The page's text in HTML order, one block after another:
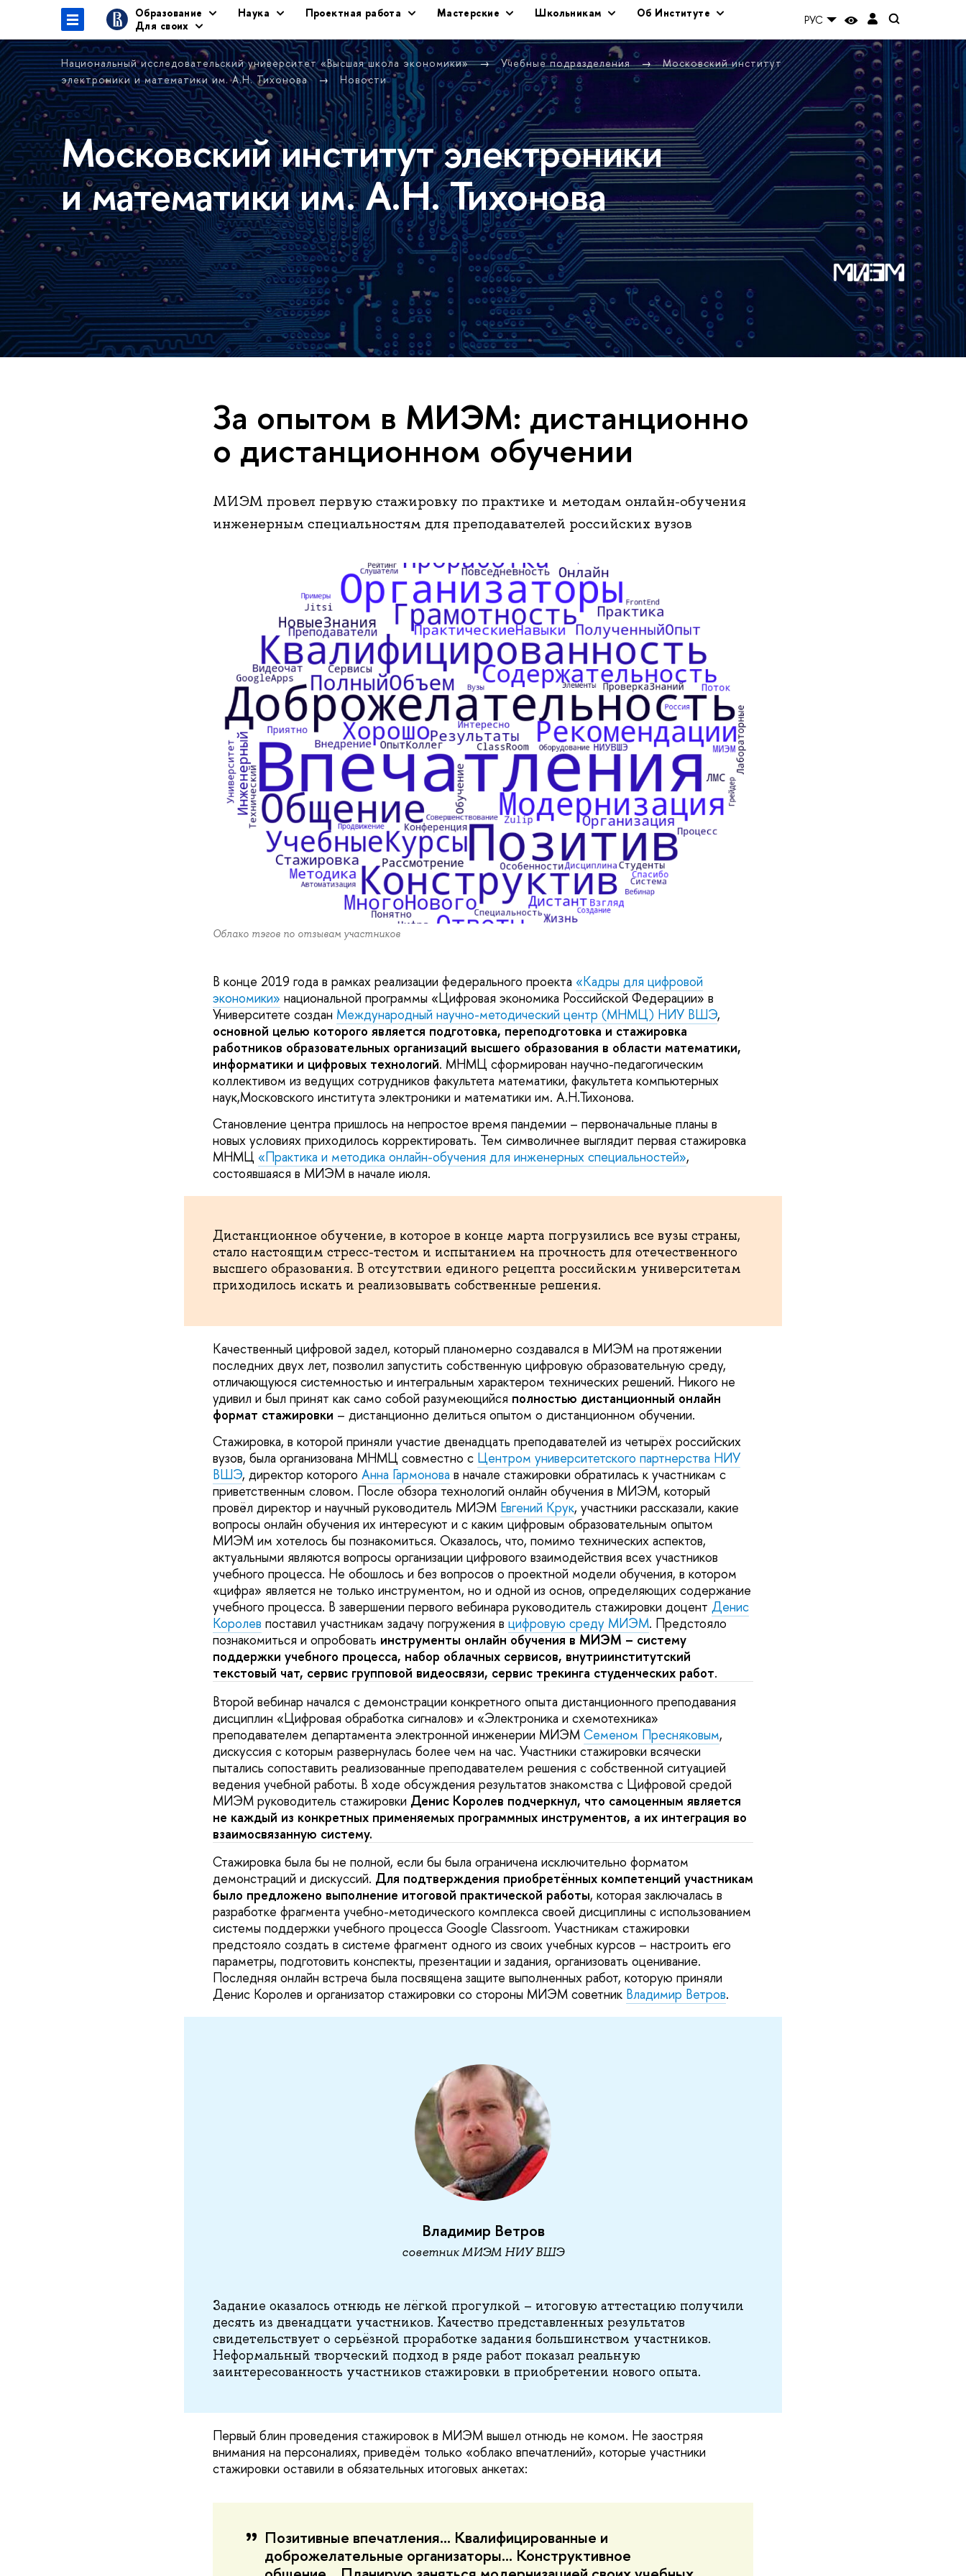
Образование Наука Проектная работа Мастерские Школьникам
Об Институте
Для своих
РУС
Национальный исследовательский университет «Высшая школа экономики» Учебные подразделения
Московский институт
электроники и математики им. А.Н. Тихонова
Новости
Московский институт электроники
и математики им. А.Н. Тихонова
За опытом в МИЭМ: дистанционно
о дистанционном обучении
МИЭМ провел первую стажировку по практике и методам онлайн-обучения
инженерным специальностям для преподавателей российских вузов
Облако тэгов по отзывам участников
В конце 2019 года в рамках реализации федерального проекта «Кадры для цифровой
экономики» национальной программы «Цифровая экономика Российской Федерации» в
Университете создан Международный научно-методический центр (МНМЦ) НИУ ВШЭ,
основной целью которого является подготовка, переподготовка и стажировка
работников образовательных организаций высшего образования в области математики,
информатики и цифровых технологий. МНМЦ сформирован научно-педагогическим
коллективом из ведущих сотрудников факультета математики, факультета компьютерных
наук,Московского института электроники и математики им. А.Н.Тихонова.
Становление центра пришлось на непростое время пандемии – первоначальные планы в
новых условиях приходилось корректировать. Тем символичнее выглядит первая стажировка
МНМЦ «Практика и методика онлайн-обучения для инженерных специальностей»,
состоявшаяся в МИЭМ в начале июля.
Дистанционное обучение, в которое в конце марта погрузились все вузы страны,
стало настоящим стресс-тестом и испытанием на прочность для отечественного
высшего образования. В отсутствии единого рецепта российским университетам
приходилось искать и реализовывать собственные решения.
Качественный цифровой задел, который планомерно создавался в МИЭМ на протяжении
последних двух лет, позволил запустить собственную цифровую образовательную среду,
отличающуюся системностью и интегральным характером технических решений. Никого не
удивил и был принят как само собой разумеющийся полностью дистанционный онлайн
формат стажировки – дистанционно делиться опытом о дистанционном обучении.
Стажировка, в которой приняли участие двенадцать преподавателей из четырёх российских
вузов, была организована МНМЦ совместно с Центром университетского партнерства НИУ
ВШЭ, директор которого Анна Гармонова в начале стажировки обратилась к участникам с
приветственным словом. После обзора технологий онлайн обучения в МИЭМ, который
провёл директор и научный руководитель МИЭМ Евгений Крук, участники рассказали, какие
вопросы онлайн обучения их интересуют и с каким цифровым образовательным опытом
МИЭМ им хотелось бы познакомиться. Оказалось, что, помимо технических аспектов,
актуальными являются вопросы организации цифрового взаимодействия всех участников
учебного процесса. Не обошлось и без вопросов о проектной модели обучения, в котором
«цифра» является не только инструментом, но и одной из основ, определяющих содержание
учебного процесса. В завершении первого вебинара руководитель стажировки доцент Денис
Королев поставил участникам задачу погружения в цифровую среду МИЭМ. Предстояло
познакомиться и опробовать инструменты онлайн обучения в МИЭМ – систему
поддержки учебного процесса, набор облачных сервисов, внутриинститутский
текстовый чат, сервис групповой видеосвязи, сервис трекинга студенческих работ.
Второй вебинар начался с демонстрации конкретного опыта дистанционного преподавания
дисциплин «Цифровая обработка сигналов» и «Электроника и схемотехника»
преподавателем департамента электронной инженерии МИЭМ Семеном Пресняковым,
дискуссия с которым развернулась более чем на час. Участники стажировки всячески
пытались сопоставить реализованные преподавателем решения с собственной ситуацией
ведения учебной работы. В ходе обсуждения результатов знакомства с Цифровой средой
МИЭМ руководитель стажировки Денис Королев подчеркнул, что самоценным является
не каждый из конкретных применяемых программных инструментов, а их интеграция во
взаимосвязанную систему.
Стажировка была бы не полной, если бы была ограничена исключительно форматом
демонстраций и дискуссий. Для подтверждения приобретённых компетенций участникам
было предложено выполнение итоговой практической работы, которая заключалась в
разработке фрагмента учебно-методического комплекса своей дисциплины с использованием
системы поддержки учебного процесса Google Classroom. Участникам стажировки
предстояло создать в системе фрагмент одного из своих учебных курсов – настроить его
параметры, подготовить конспекты, презентации и задания, организовать оценивание.
Последняя онлайн встреча была посвящена защите выполненных работ, которую приняли
Денис Королев и организатор стажировки со стороны МИЭМ советник Владимир Ветров.
Владимир Ветров
советник МИЭМ НИУ ВШЭ
Задание оказалось отнюдь не лёгкой прогулкой – итоговую аттестацию получили
десять из двенадцати участников. Качество представленных результатов
свидетельствует о серьёзной проработке задания большинством участников.
Неформальный творческий подход в ряде работ показал реальную
заинтересованность участников стажировки в приобретении нового опыта.
Первый блин проведения стажировок в МИЭМ вышел отнюдь не комом. Не заостряя
внимания на персоналиях, приведём только «облако впечатлений», которые участники
стажировки оставили в обязательных итоговых анкетах:
Позитивные впечатления… Квалифицированные и
доброжелательные организаторы… Конструктивное